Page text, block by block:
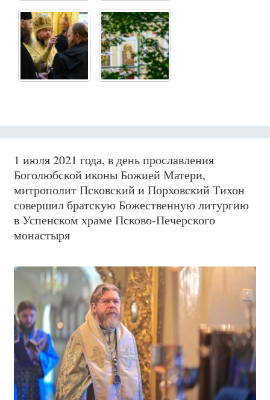
1 июля 2021 года, в день прославления
Боголюбской иконы Божией Матери,
митрополит Псковский и Порховский Тихон
совершил братскую Божественную литургию
в Успенском храме Псково-Печерского
монастыря